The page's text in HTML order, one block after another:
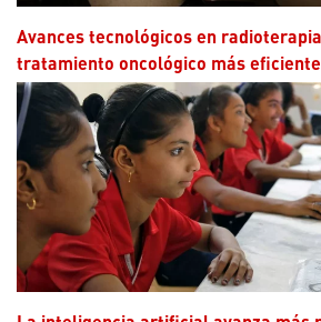
Avances tecnológicos en radioterapia hacen el
tratamiento oncológico más eficiente